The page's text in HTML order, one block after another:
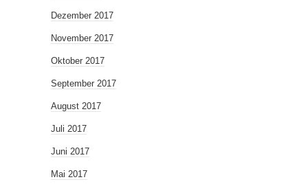
Dezember 2017
November 2017
Oktober 2017
September 2017
August 2017
Juli 2017
Juni 2017
Mai 2017